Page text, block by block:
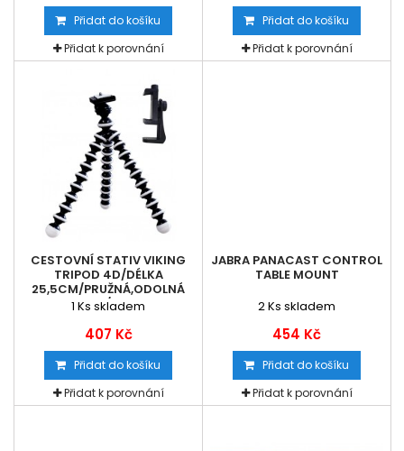
Přidat do košíku
Přidat k porovnání
Přidat do košíku
Přidat k porovnání
CESTOVNÍ STATIV VIKING
TRIPOD 4D/DÉLKA
25,5CM/PRUŽNÁ,ODOLNÁ
GUMA/MAX....
1 Ks skladem
407 Kč
Přidat do košíku
Přidat k porovnání
JABRA PANACAST CONTROL
TABLE MOUNT
2Ks skladem
454 Kč
Přidat do košíku
Přidat k porovnání